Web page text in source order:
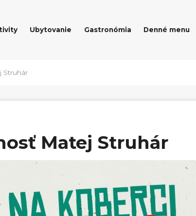
Ubytovanie Gastronómia Denné menu
Struhár
Matej Struhár